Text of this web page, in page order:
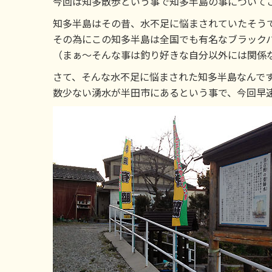
知多半島はその昔、水不足に悩まされていたそ
その為にこの知多半島は全国でも有名なブラッ
（まぁ～そんな事は釣り好きな自分以外には関
さて、そんな水不足に悩まされた知多半島なんで
数少ない湧水が半田市にあるという事で、今回早